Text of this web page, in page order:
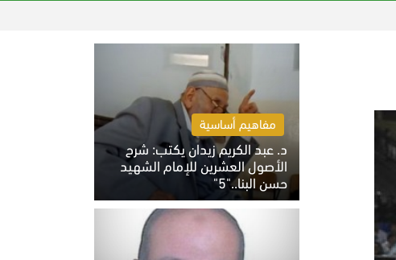
مفاهيم أساسية
د. عبد الكريم زيدان يكتب: شرح
الأصول العشرين للإمام الشهيد
حسن البنا.."5"
السبت 8 أغسطس 2026 10:46 ص